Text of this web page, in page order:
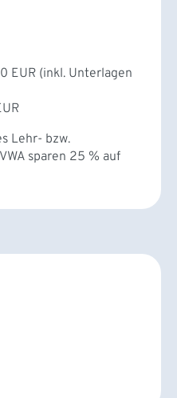
EUR (inkl. Unterlagen
Lehr- bzw.
sparen 25 % auf